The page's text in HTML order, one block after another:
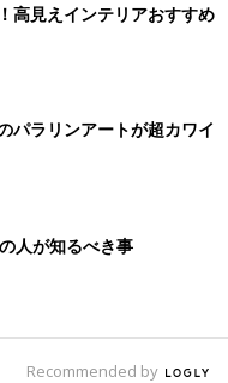
高見えインテリアおすすめ
パラリンアートが超カワイ
人が知るべき事
Recommended by